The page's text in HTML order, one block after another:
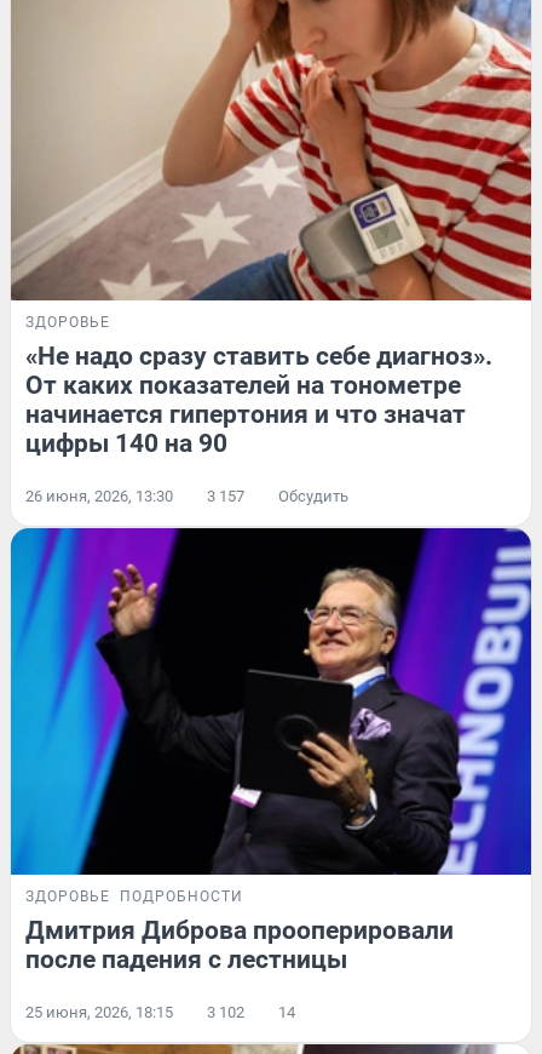
ЗДОРОВЬЕ
«Не надо сразу ставить себе диагноз».
От каких показателей на тонометре
начинается гипертония и что значат
цифры 140 на 90
26 июня, 2026, 13:30 3 157 Обсудить
ЗДОРОВЬЕ ПОДРОБНОСТИ
Дмитрия Диброва прооперировали
после падения с лестницы
25 июня, 2026, 18:15 3 102 14